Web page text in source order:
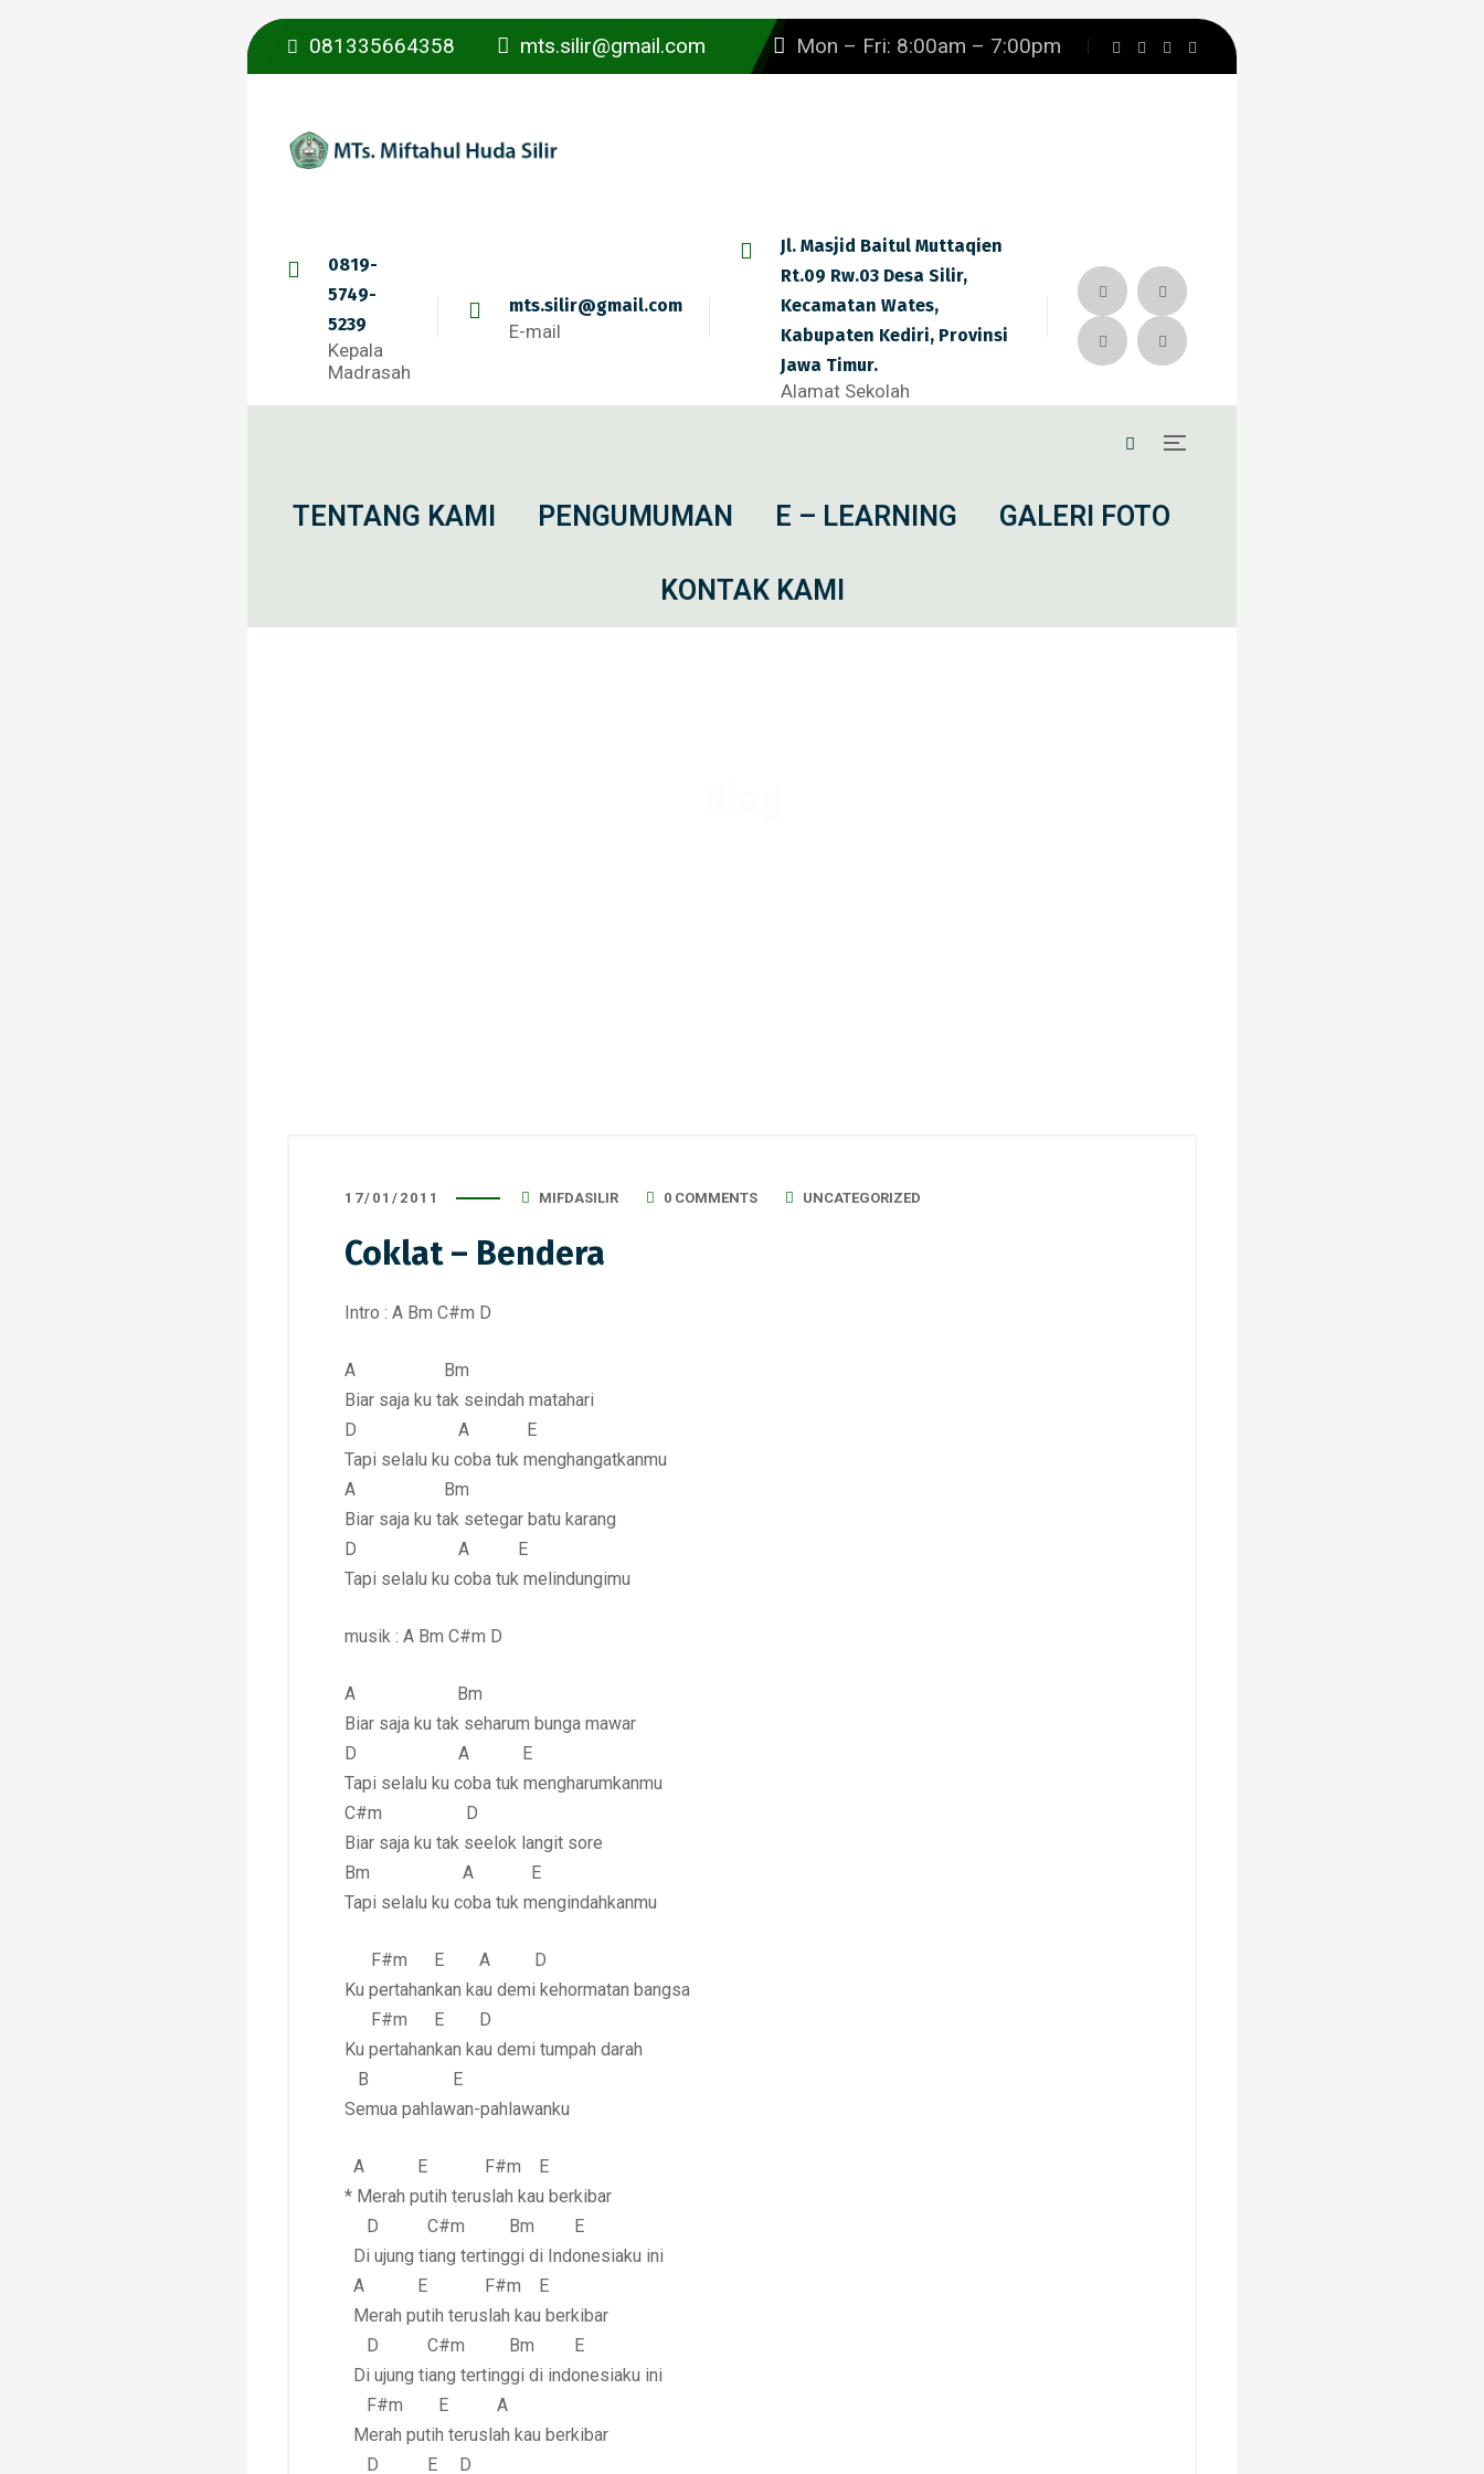
081335664358 mts.silir@gmail.com Mon – Fri: 8:00am – 7:00pm
0819-
5749-
5239
Kepala
Madrasah
mts.silir@gmail.com
E-mail
Jl. Masjid Baitul Muttaqien
Rt.09 Rw.03 Desa Silir,
Kecamatan Wates,
Kabupaten Kediri, Provinsi
Jawa Timur.
Alamat Sekolah
TENTANG KAMI PENGUMUMAN E – LEARNING GALERI FOTO
KONTAK KAMI
17/01/2011 MIFDASILIR 0 COMMENTS UNCATEGORIZED
Coklat – Bendera
Intro : A Bm C#m D
A Bm
Biar saja ku tak seindah matahari
D A E
Tapi selalu ku coba tuk menghangatkanmu
A Bm
Biar saja ku tak setegar batu karang
D A E
Tapi selalu ku coba tuk melindungimu
musik : A Bm C#m D
A Bm
Biar saja ku tak seharum bunga mawar
D A E
Tapi selalu ku coba tuk mengharumkanmu
C#m D
Biar saja ku tak seelok langit sore
Bm A E
Tapi selalu ku coba tuk mengindahkanmu
F#m E A D
Ku pertahankan kau demi kehormatan bangsa
F#m E D
Ku pertahankan kau demi tumpah darah
B E
Semua pahlawan-pahlawanku
A E F#m E
* Merah putih teruslah kau berkibar
D C#m Bm E
Di ujung tiang tertinggi di Indonesiaku ini
A E F#m E
Merah putih teruslah kau berkibar
D C#m Bm E
Di ujung tiang tertinggi di indonesiaku ini
F#m E A
Merah putih teruslah kau berkibar
D E D